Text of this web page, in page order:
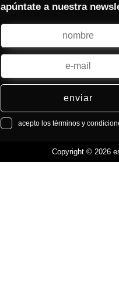
apúntate a nuestra
acepto los términos y
enviar
Copyright © 2026